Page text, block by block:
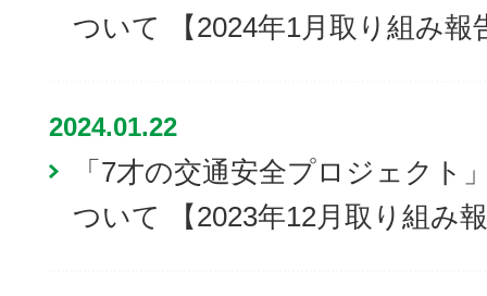
ついて 【2024年1月取り組み報
2024.01.22
「7才の交通安全プロジェクト
ついて 【2023年12月取り組み